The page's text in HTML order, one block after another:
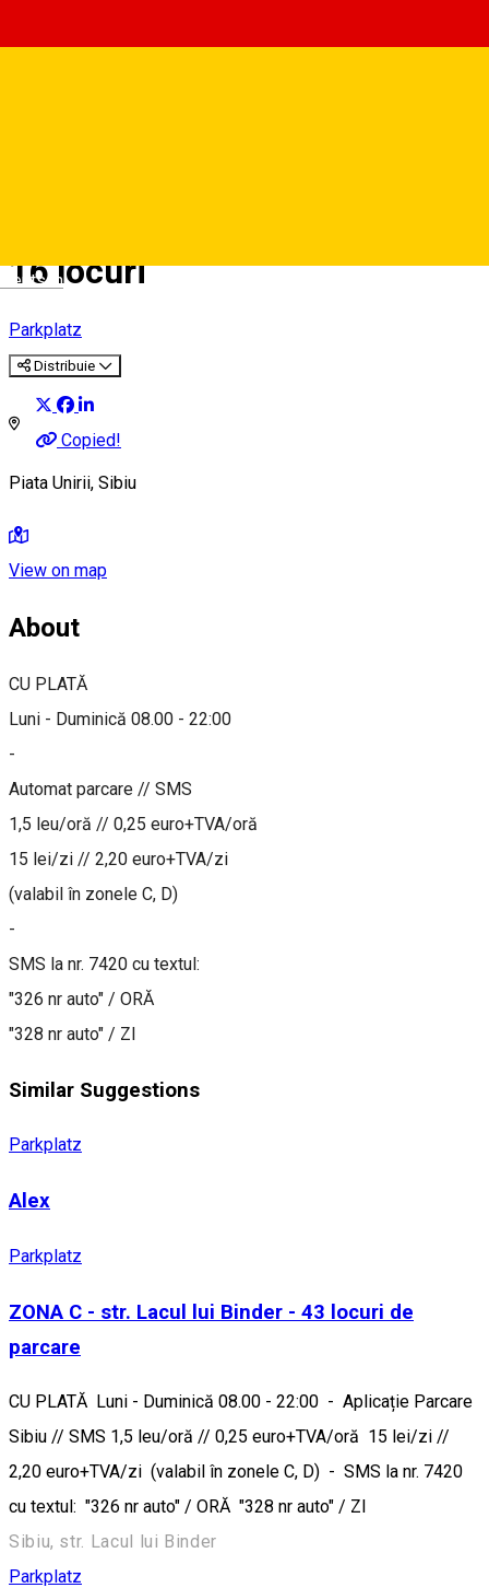
Deutsch
16 locuri
Parkplatz
Distribuie
Copied!
Piata Unirii, Sibiu
View on map
About
CU PLATĂ
Luni - Duminică 08.00 - 22:00
-
Automat parcare // SMS
1,5 leu/oră // 0,25 euro+TVA/oră
15 lei/zi // 2,20 euro+TVA/zi
(valabil în zonele C, D)
-
SMS la nr. 7420 cu textul:
"326 nr auto" / ORĂ
"328 nr auto" / ZI
Similar Suggestions
Parkplatz
Alex
Parkplatz
ZONA C - str. Lacul lui Binder - 43 locuri de
parcare
CU PLATĂ Luni - Duminică 08.00 - 22:00 - Aplicație Parcare
Sibiu // SMS 1,5 leu/oră // 0,25 euro+TVA/oră 15 lei/zi //
2,20 euro+TVA/zi (valabil în zonele C, D) - SMS la nr. 7420
cu textul: "326 nr auto" / ORĂ "328 nr auto" / ZI
Sibiu, str. Lacul lui Binder
Parkplatz